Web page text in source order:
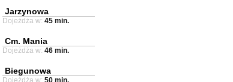
Jarzynowa
Dojeżdża w: 45 min.
Cm. Mania
Dojeżdża w: 46 min.
Biegunowa
Dojeżdża w: 50 min.